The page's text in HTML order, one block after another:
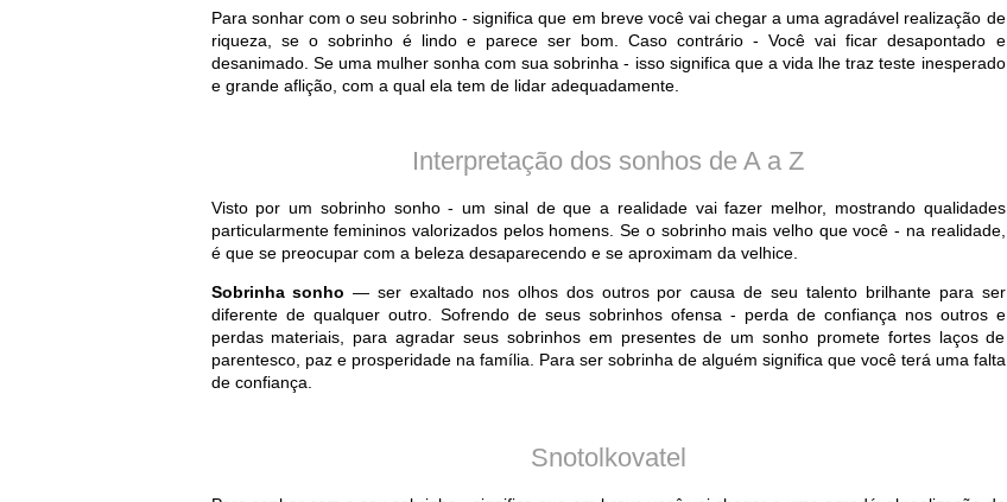
Para sonhar com o seu sobrinho - significa que em breve você vai chegar a uma agradável realização de
riqueza, se o sobrinho é lindo e parece ser bom. Caso contrário - Você vai ficar desapontado e
desanimado. Se uma mulher sonha com sua sobrinha - isso significa que a vida lhe traz teste inesperado
e grande aflição, com a qual ela tem de lidar adequadamente.
Interpretação dos sonhos de A a Z
Visto por um sobrinho sonho - um sinal de que a realidade vai fazer melhor, mostrando qualidades
particularmente femininos valorizados pelos homens. Se o sobrinho mais velho que você - na realidade,
é que se preocupar com a beleza desaparecendo e se aproximam da velhice.
Sobrinha sonho — ser exaltado nos olhos dos outros por causa de seu talento brilhante para ser
diferente de qualquer outro. Sofrendo de seus sobrinhos ofensa - perda de confiança nos outros e
perdas materiais, para agradar seus sobrinhos em presentes de um sonho promete fortes laços de
parentesco, paz e prosperidade na família. Para ser sobrinha de alguém significa que você terá uma falta
de confiança.
Snotolkovatel